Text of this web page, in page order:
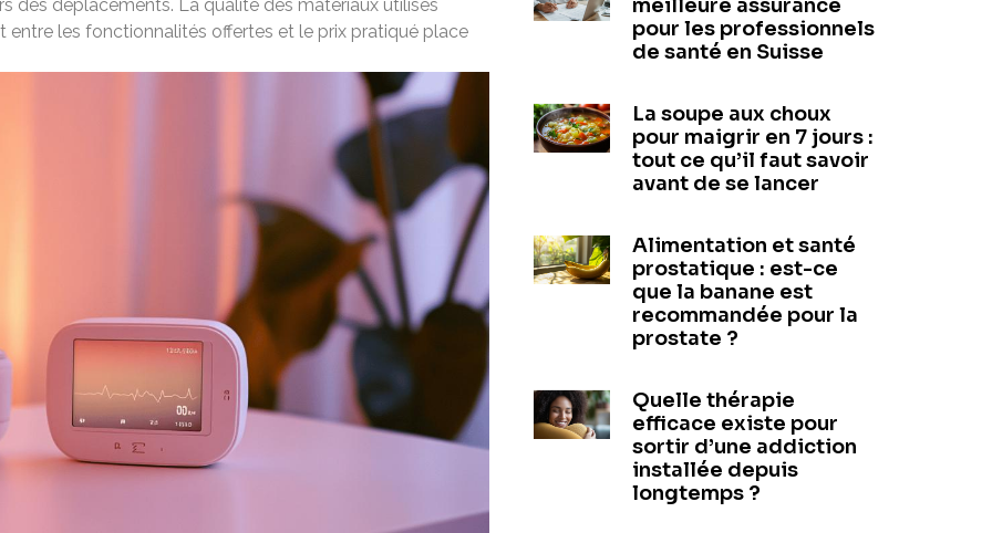
des déplacements. La qualité des matériaux utilisés
les fonctionnalités offertes et le prix pratiqué place
meilleure assurance
pour les professionnels
de santé en Suisse
La soupe aux choux
pour maigrir en 7 jours :
tout ce qu’il faut savoir
avant de se lancer
Alimentation et santé
prostatique : est-ce
que la banane est
recommandée pour la
prostate ?
Quelle thérapie
efficace existe pour
sortir d’une addiction
installée depuis
longtemps ?